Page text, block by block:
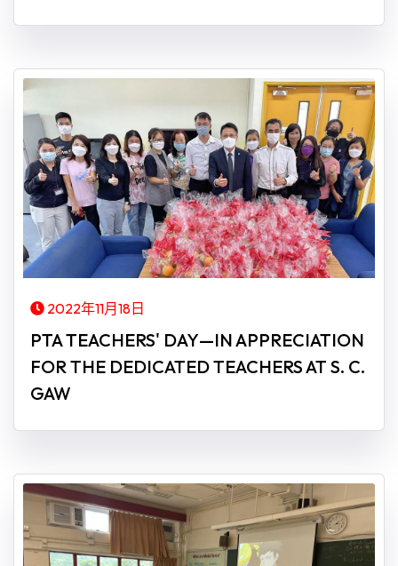
2022年11月18日
PTA TEACHERS' DAY—IN APPRECIATION
FOR THE DEDICATED TEACHERS AT S. C.
GAW